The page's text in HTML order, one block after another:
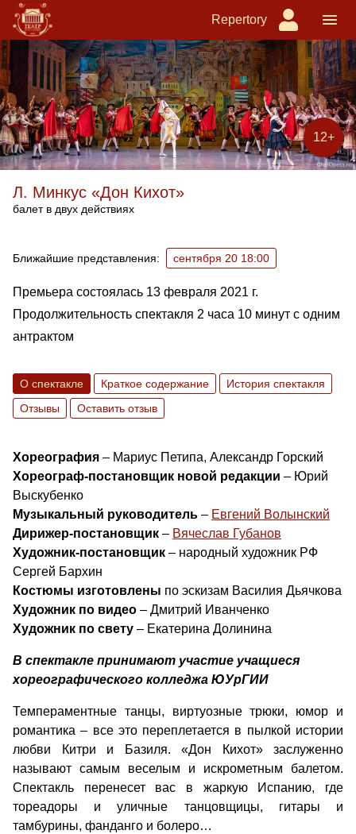
Repertory
12+
Л. Минкус «Дон Кихот»
балет в двух действиях
Ближайшие представления: сентября 20 18:00
Премьера состоялась 13 февраля 2021 г.
Продолжительность спектакля 2 часа 10 минут с одним
антрактом
О спектакле Краткое содержание
История спектакля
Отзывы
Оставить отзыв
Хореография – Мариус Петипа, Александр Горский
Хореограф-постановщик новой редакции – Юрий
Выскубенко
Музыкальный руководитель – Евгений Волынский
Дирижер-постановщик – Вячеслав Губанов
Художник-постановщик – народный художник РФ
Сергей Бархин
Костюмы изготовлены по эскизам Василия Дьячкова
Художник по видео – Дмитрий Иванченко
Художник по свету – Екатерина Долинина
В спектакле принимают участие учащиеся
хореографического колледжа ЮУрГИИ
Темпераментные танцы, виртуозные трюки, юмор и
романтика – все это переплетается в пылкой истории
любви Китри и Базиля. «Дон Кихот» заслуженно
называют самым веселым и искрометным балетом.
Спектакль перенесет вас в жаркую Испанию, где
тореадоры и уличные танцовщицы, гитары и
тамбурины, фанданго и болеро…